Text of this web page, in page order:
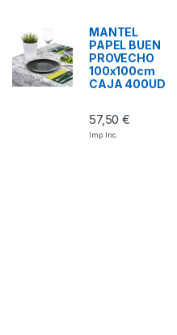
MANTEL
PAPEL BUEN
PROVECHO
100x100cm
CAJA 400UD
57,50€
Imp. Inc.